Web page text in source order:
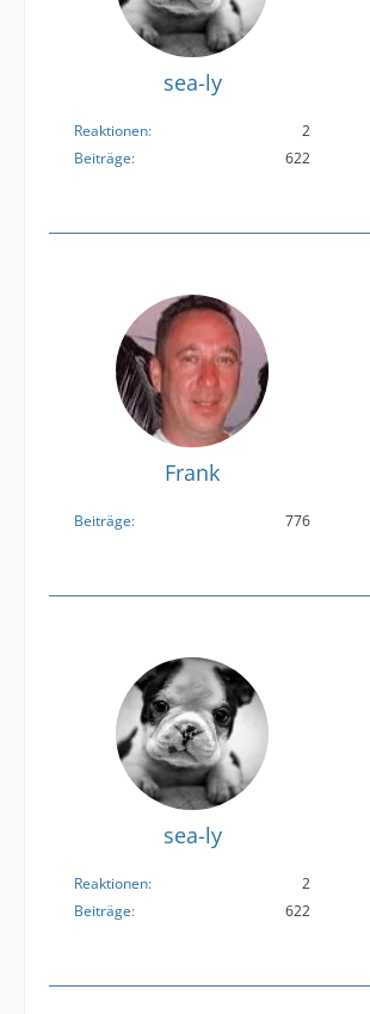
sea-ly
Reaktionen
2
Beiträge
622
Frank
Beiträge 776
sea-ly
Reaktionen
2
Beiträge
622